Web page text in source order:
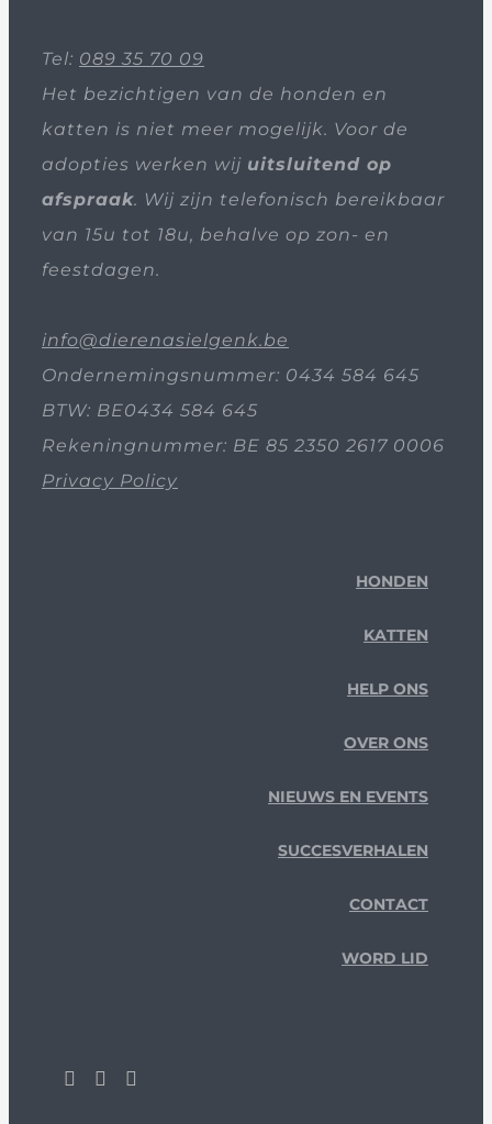
Tel: 089 35 70 09
Het bezichtigen van de honden en
katten is niet meer mogelijk. Voor de
adopties werken wij uitsluitend op
afspraak. Wij zijn telefonisch bereikbaar
van 15u tot 18u, behalve op zon- en
feestdagen.
info@dierenasielgenk.be
Ondernemingsnummer: 0434 584 645
BTW: BE0434 584 645
Rekeningnummer: BE 85 2350 2617 0006
Privacy Policy
HONDEN
KATTEN
HELP ONS
OVER ONS
NIEUWS EN EVENTS
SUCCESVERHALEN
CONTACT
WORD LID